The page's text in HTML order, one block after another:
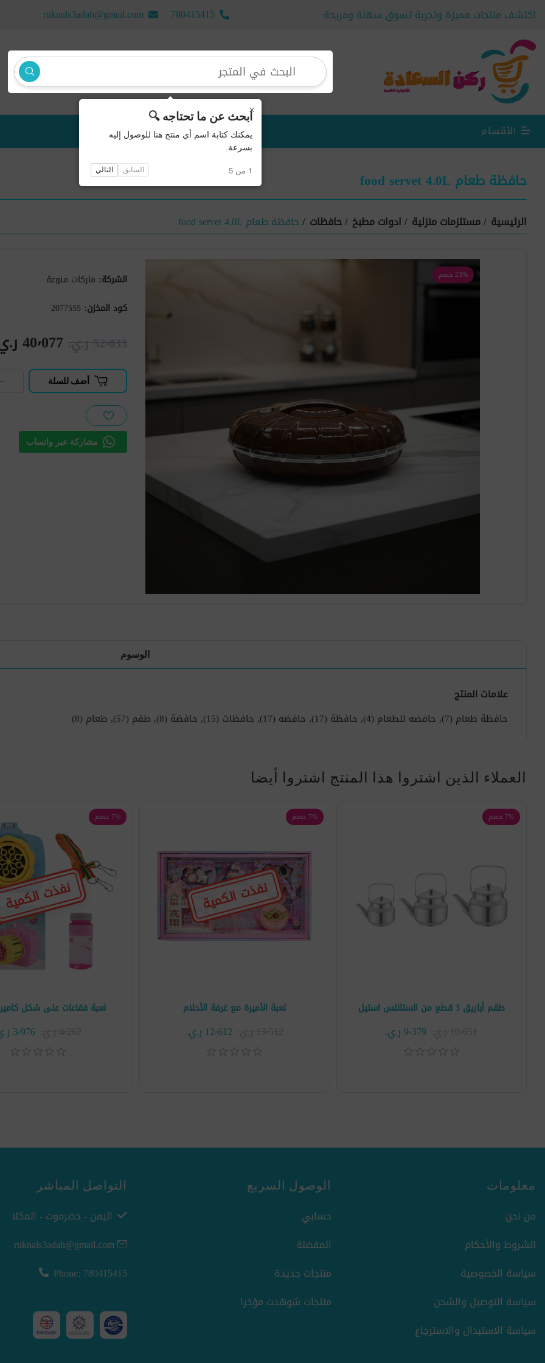
اكتشف منتجات مميزة وتجربة تسوق سهلة ومريحة 780415415
ruknals3adah@gmail.com
الأقسام منتجات جديدة
حافظة طعام food servet 4.0L
الرئيسية /مستلزمات منزلية /ادوات مطبخ /حافظات /حافظة طعام food servet 4.0L
23% خصم الشركة: ماركات منوعة
كود المخزن: 2077555
40٬077 ر.ي.‏
أضف للسلة
مشاركة عبر واتساب
الوسوم
علامات المنتج
حافظة طعام (7)
, حافضه للطعام (4)
, حافظة (17)
, حافضه (17)
, حافظات (15)
, حافضة (8)
, طقم (57)
, طعام (8)
العملاء الذين اشتروا هذا المنتج اشتروا أيضا
نفذت الكمية
لعبة فقاعات على شكل كاميرا
7% خصم
4٬262 ر.ي.‏ 3٬976 ر.ي.‏
نفذت الكمية
لعبة الأميرة مع غرفة الأحلام
7% خصم
13٬512 ر.ي.‏ 12٬612 ر.ي.‏
طقم أباريق 3 قطع من الستانلس استيل
7% خصم
10٬051 ر.ي.‏ 9٬379 ر.ي.‏
معلومات
من نحن
الشروط والأحكام
سياسة الخصوصية
سياسة التوصيل والشحن
سياسة الاستبدال والاسترجاع
الوصول السريع
حسابي
المفضلة
منتجات جديدة
منتجات شوهدت مؤخرا
التواصل المباشر
اليمن - حضرموت - المكلا
ruknals3adah@gmail.com
Phone: 780415415
×ابحث عن ما تحتاجه 🔍
يمكنك كتابة اسم أي منتج هنا للوصول إليه
بسرعة.
1 من 5 السابق التالي